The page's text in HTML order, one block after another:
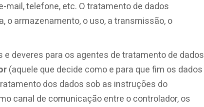
mail, telefone, etc. O tratamento de dados
o armazenamento, o uso, a transmissão, o
e deveres para os agentes de tratamento de dados
(aquele que decide como e para que fim os dados
dos dados sob as instruções do
canal de comunicação entre o controlador, os